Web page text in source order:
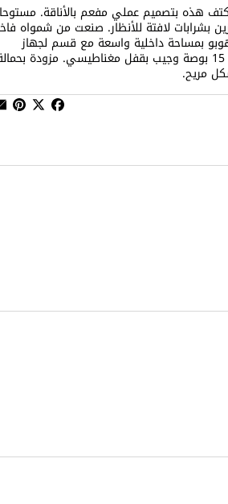
هذه بتصميم عملي مفعم بالأناقة.
بشرابات لافتة للأنظار. صنعت من شمواه
بمساحة داخلية واسعة مع قسم لجهاز
كمبيوتر محمول مقاس 15 بوصة وجيب بقفل مغناطيسي. مزودة
مريح.